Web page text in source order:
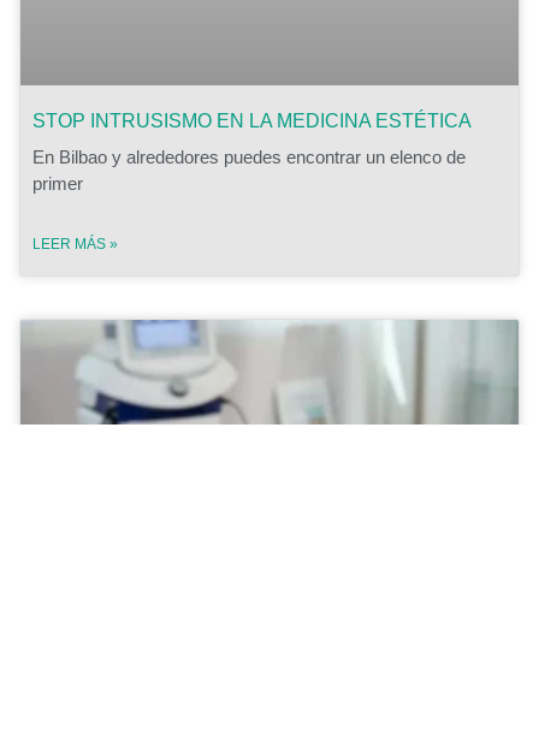
STOP INTRUSISMO EN LA MEDICINA ESTÉTICA
En Bilbao y alrededores puedes encontrar un elenco de
primer
LEER MÁS »